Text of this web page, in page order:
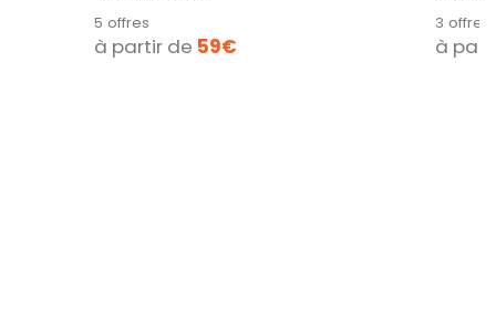
5 Tailles de Tasses + Kit
de Bienvenue, Design
Moderne, Arrêt
d'extraction brevetée...
5 offres
à partir de 59€
5
de
5 tailles
3 offres
à